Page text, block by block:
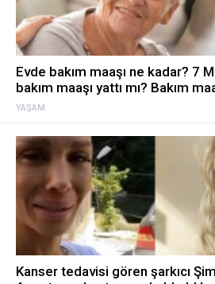
YAŞAM
Evde bakım maaşı ne kadar? 7
bakım maaşı yattı mı? Bakım
Kanser tedavisi gören şarkıcı